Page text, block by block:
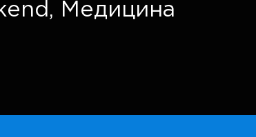
, Медицина